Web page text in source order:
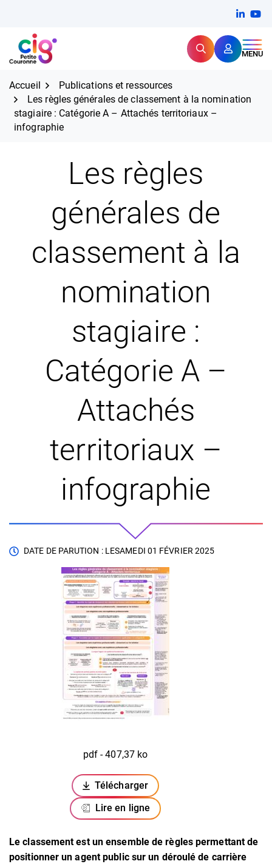
contenu
CIG Petite Couronne RechercherMENU
Expertise et proximité pour
Accueil
Publications et ressources
Les règles générales de classement à la nomination
stagiaire : Catégorie A – Attachés territoriaux –
infographie
Les règles
générales de
classement à la
nomination
stagiaire :
Catégorie A –
Attachés
territoriaux –
infographie
DATE DE PARUTION : LESAMEDI 01 FÉVRIER 2025
pdf - 407,37 ko
Télécharger
(ouverture dans un nouvel onglet)
Lire en ligne
Le classement est un ensemble de règles permettant de
positionner un agent public sur un déroulé de carrière